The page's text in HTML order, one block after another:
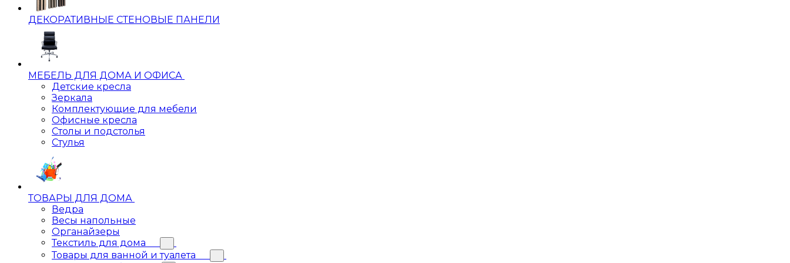
ДЕКОРАТИВНЫЕ СТЕНОВЫЕ ПАНЕЛИ
МЕБЕЛЬ ДЛЯ ДОМА И ОФИСА
Детские кресла
Зеркала
Комплектующие для мебели
Офисные кресла
Столы и подстолья
Стулья
ТОВАРЫ ДЛЯ ДОМА
Ведра
Весы напольные
Органайзеры
Текстиль для дома
Товары для ванной и туалета